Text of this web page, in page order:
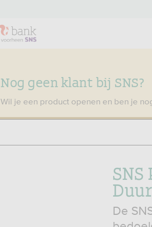
Nog geen klant bij SNS?
Wil je een product openen en ben je
De